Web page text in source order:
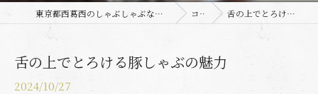
東京都西葛西のしゃぶしゃぶなら豚しゃぶ専門店 とんとん コラム 舌の上でとろける豚しゃぶの魅力
舌の上でとろける豚しゃぶの魅力
2024/10/27